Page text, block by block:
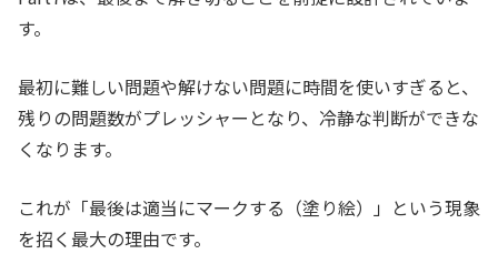
す。
最初に難しい問題や解けない問題に時間を使いすぎると、
残りの問題数がプレッシャーとなり、冷静な判断ができな
くなります。
これが「最後は適当にマークする（塗り絵）」という現象
を招く最大の理由です。